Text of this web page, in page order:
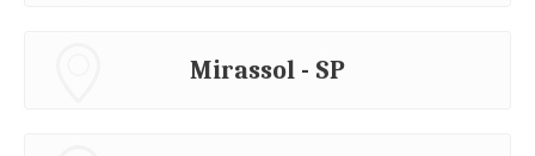
Mirassol - SP